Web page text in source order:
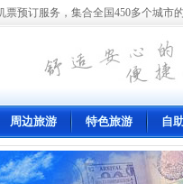
预订服务，集合全国450多个城市
周边旅游 特色旅游 自